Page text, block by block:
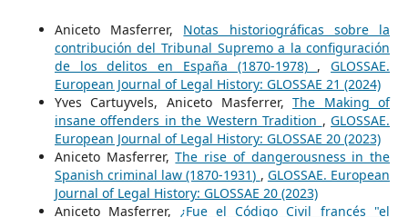
Aniceto Masferrer, Notas historiográficas sobre la
contribución del Tribunal Supremo a la configuración
de los delitos en España (1870-1978) ,GLOSSAE.
European Journal of Legal History: GLOSSAE 21 (2024)
Yves Cartuyvels, Aniceto Masferrer,The Making of
insane offenders in the Western Tradition ,GLOSSAE.
European Journal of Legal History: GLOSSAE 20 (2023)
Aniceto Masferrer,The rise of dangerousness in the
Spanish criminal law (1870-1931) , GLOSSAE. European
Journal of Legal History: GLOSSAE 20 (2023)
Aniceto Masferrer, ¿Fue el Código Civil francés "el